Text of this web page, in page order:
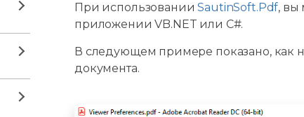
При использованииSautinSoft.Pdf, вы
приложении VB.NET или C#.
В следующем примере показано, как
документа.